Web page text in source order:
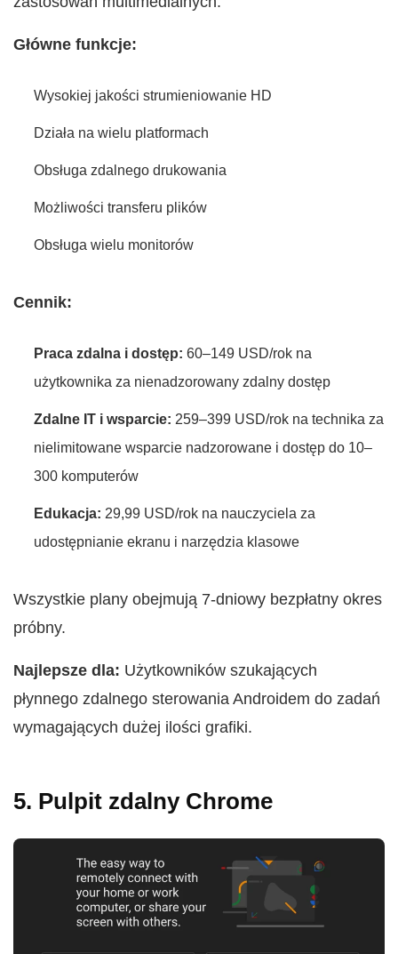
Główne funkcje:
Wysokiej jakości strumieniowanie HD
Działa na wielu platformach
Obsługa zdalnego drukowania
Możliwości transferu plików
Obsługa wielu monitorów
Cennik:
Praca zdalna i dostęp: 60–149 USD/rok na
użytkownika za nienadzorowany zdalny dostęp
Zdalne IT i wsparcie: 259–399 USD/rok na technika za
nielimitowane wsparcie nadzorowane i dostęp do 10–
300 komputerów
Edukacja: 29,99 USD/rok na nauczyciela za
udostępnianie ekranu i narzędzia klasowe
Wszystkie plany obejmują 7-dniowy bezpłatny okres
próbny.
Najlepsze dla: Użytkowników szukających
płynnego zdalnego sterowania Androidem do zadań
wymagających dużej ilości grafiki.
5. Pulpit zdalny Chrome